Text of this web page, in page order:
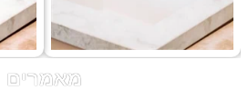
מאמרים